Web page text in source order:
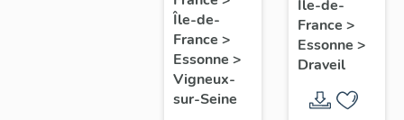
sur-
Seine
Île-de-
France >
Essonne >
Vigneux-
sur-Seine
centre
Île-de-
France >
Essonne >
Draveil